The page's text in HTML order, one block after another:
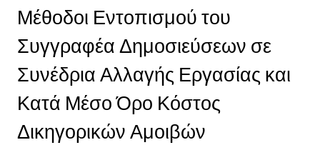
Μέθοδοι Εντοπισμού του
Συγγραφέα Δημοσιεύσεων σε
Συνέδρια Αλλαγής Εργασίας και
Κατά Μέσο Όρο Κόστος
Δικηγορικών Αμοιβών